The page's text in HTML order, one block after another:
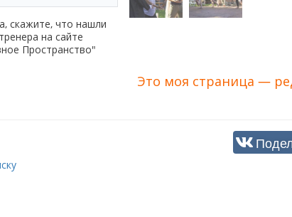
скажите, что нашли
на сайте
Пространство"
Это моя страница —